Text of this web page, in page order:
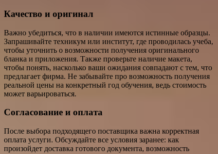
Качество и оригинал
Важно убедиться, что в наличии имеются истинные образцы.
Запрашивайте техникум или институт, где проводилась учеба,
чтобы уточнить о возможности получения оригинального
бланка и приложения. Также проверьте наличие макета,
чтобы понять, насколько ваши ожидания совпадают с тем, что
предлагает фирма. Не забывайте про возможность получения
реальной цены на конкретный год обучения, ведь стоимость
может варьироваться.
Согласование и оплата
После выбора подходящего поставщика важна корректная
оплата услуги. Обсуждайте все условия заранее: как
произойдет доставка готового документа, возможность